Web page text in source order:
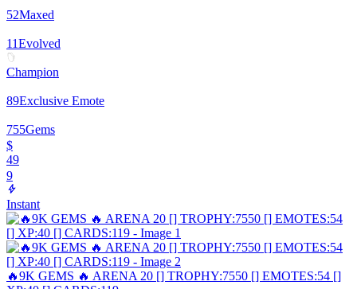
52Maxed
11Evolved
Champion
89Exclusive Emote
755Gems
$
49
9
Instant
🔥9K GEMS 🔥 ARENA 20 [] TROPHY:7550 [] EMOTES:54 []